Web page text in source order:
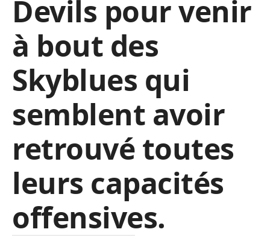
Devils pour venir
à bout des
Skyblues qui
semblent avoir
retrouvé toutes
leurs capacités
offensives.